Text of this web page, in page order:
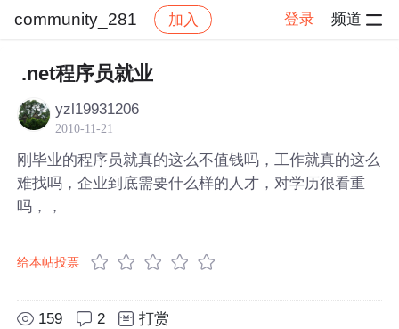
community_281 加入 登录 频道
community_281
.net程序员就业
yzl19931206
2010-11-21
刚毕业的程序员就真的这么不值钱吗，工作就真的这么
难找吗，企业到底需要什么样的人才，对学历很看重
吗，，
给本帖投票
159 2 打赏